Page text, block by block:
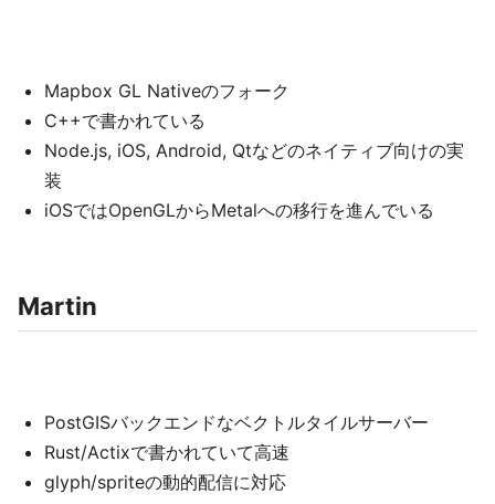
Mapbox GL Nativeのフォーク
C++で書かれている
Node.js, iOS, Android, Qtなどのネイティブ向けの実
装
iOSではOpenGLからMetalへの移行を進んでいる
Martin
PostGISバックエンドなベクトルタイルサーバー
Rust/Actixで書かれていて高速
glyph/spriteの動的配信に対応